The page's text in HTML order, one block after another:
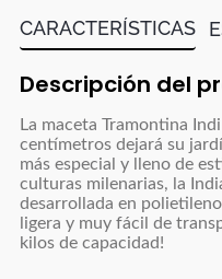
CARACTERÍSTICAS
Descripción del
La maceta Tramontina
centímetros dejará su
más especial y lleno de
culturas milenarias, la
desarrollada en
ligera y muy fácil de
kilos de capacidad!